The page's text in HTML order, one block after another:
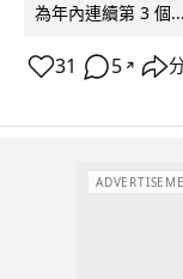
為年內連續第 3 個...
31 5 ↗